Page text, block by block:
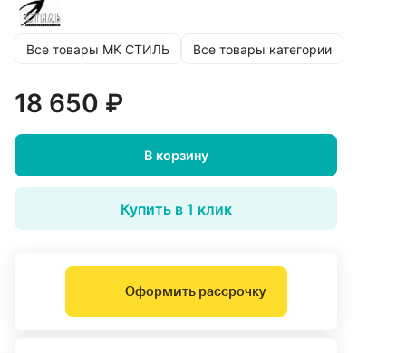
Все товары МК СТИЛЬ Все товары категории
18 650 ₽
В корзину
Купить в 1 клик
Оформить рассрочку